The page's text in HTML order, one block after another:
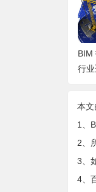
BIM
行
本文
1、
2、
3、
4、